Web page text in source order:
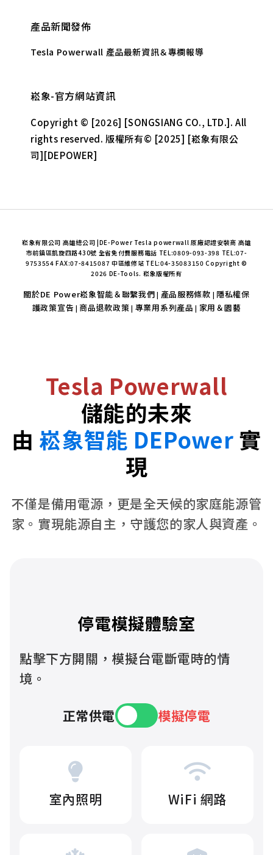
產品新聞發佈
Tesla Powerwall 產品最新資訊＆專欄報導
崧象-官方網站資訊
Copyright © [2026] [SONGSIANG CO., LTD.]. All
rights reserved. 版權所有© [2025] [崧象有限公
司][DEPOWER]
崧象有限公司 高雄總公司 |DE-Power Tesla powerwall 原廠認證安裝商 高雄
市前鎮區凱旋四路430號 全省免付費服務電話 TEL:0809-093-398 TEL:07-
9753554 FAX:07-8415087 中區維修站 TEL:04-35083150 Copyright ©
2026 DE-Tools. 崧象版權所有
關於DE Power崧象智能＆聯繫我們 | 產品服務條款 | 隱私權保
護政策宣告 | 商品退款政策 | 專業用系列產品 | 家用＆園藝
Tesla Powerwall
儲能的未來
由 崧象智能 DEPower實
現
不僅是備用電源，更是全天候的家庭能源管
家。實現能源自主，守護您的家人與資產。
停電模擬體驗室
點擊下方開關，模擬台電斷電時的情
境。
正常供電 模擬停電
室內照明 WiFi 網路